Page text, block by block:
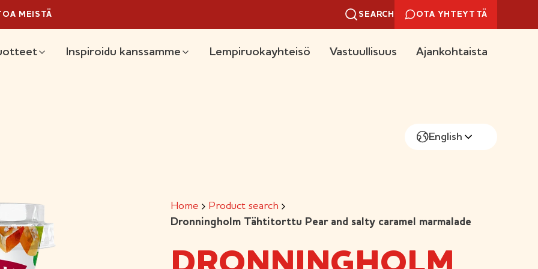
MEISTÄ SEARCH OTA YHTEYTTÄ
Inspiroidu kanssamme Lempiruokayhteisö Vastuullisuus Ajankohtaista
English
Home
Product search
Dronningholm Tähtitorttu Pear and salty caramel marmalade